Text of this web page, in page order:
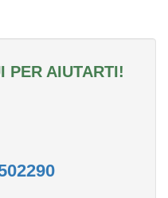
PER AIUTARTI!